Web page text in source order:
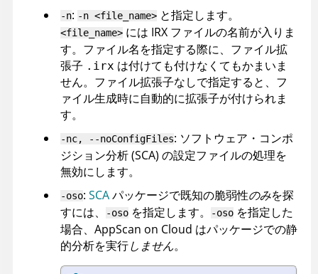
-n: -n <file_name> と指定します。
<file_name> には IRX ファイルの名前が入りま
す。ファイル名を指定する際に、ファイル拡
張子 .irx は付けても付けなくてもかまいま
せん。ファイル拡張子なしで指定すると、フ
ァイル生成時に自動的に拡張子が付けられま
す。
-nc, --noConfigFiles: ソフトウェア・コンポ
ジション分析 (SCA) の設定ファイルの処理を
無効にします。
-oso: SCAパッケージで既知の脆弱性のみを探
すには、
-oso を指定します。 -oso を指定した
場合、 AppScan on Cloud はパッケージでの静
的分析を実行しません。